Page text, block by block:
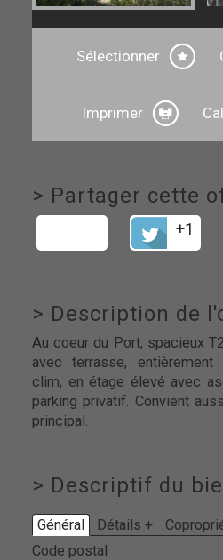
Sélectionner
Imprimer
> Partager cette
+1
> Description de
Au coeur du Port, spacieux
avec terrasse, entièrement
clim, en étage élevé avec
parking privatif. Convient
principal.
> Descriptif du
Général Détails +
Code postal